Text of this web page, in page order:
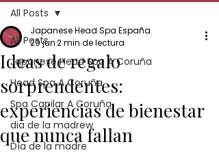
All Posts
Japanese Head Spa A Coruña
Head Spa A Coruña
Spa Capilar A Coruña
dia de la madrew
Día de la madre
All Posts
Ideas de regalo
sorprendentes:
experiencias de bienestar
que nunca fallan
Japanese Head Spa España
29 jun2 min de lectura